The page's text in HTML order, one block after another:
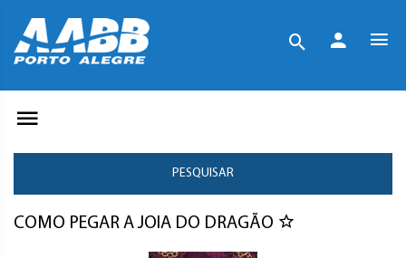
PESQUISAR
COMO PEGAR A JOIA DO DRAGÃO